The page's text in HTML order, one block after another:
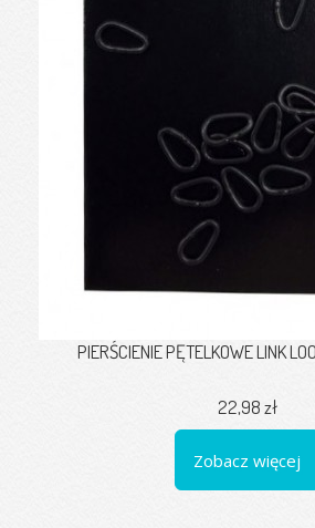
PIERŚCIENIE PĘTELKOWE LINK
22,98 zł
Zobacz więcej